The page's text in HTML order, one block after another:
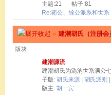
主题:21
帖子:81
Re:霸公、铨公派系和世系
» 建潮胡氏（注册会
版块
建潮源流
建潮胡氏为溈汭世系满公
子版: 胡氏来源 胡氏派别
版主: 胡一宾